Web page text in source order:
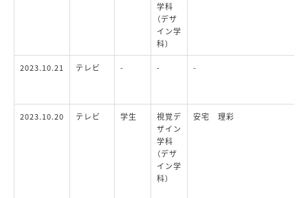
学科
（デザ
イン学
科）
2023.10.21 テレビ - - -
2023.10.20 テレビ 学生
視覚デ
ザイン
学科
（デザ
イン学
科）
安宅 理彩